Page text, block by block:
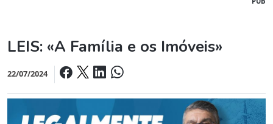
LEIS: «A Família e os Imóveis»
22/07/2024